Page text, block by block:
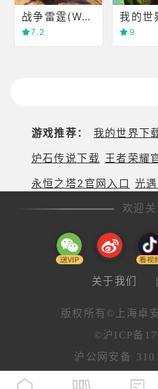
战争雷霆(War Thunder)
7.2 9
游戏推荐： 我的世界下
炉石传说下载 王者荣耀
永恒之塔2官网入口 光
欢迎
关于我们 |
版权所有©上海卓
©沪ICP备
沪公网安备